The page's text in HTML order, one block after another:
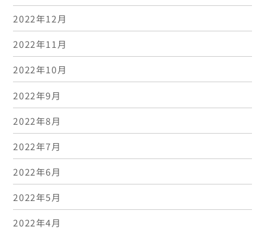
2022年12月
2022年11月
2022年10月
2022年9月
2022年8月
2022年7月
2022年6月
2022年5月
2022年4月